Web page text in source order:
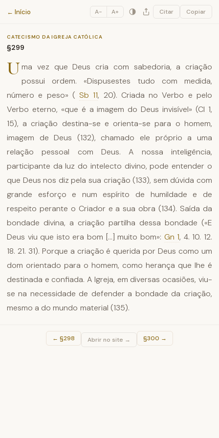
Catecismo da Igreja Católica
← Início A− A+ Citar Copiar
CATECISMO DA IGREJA CATÓLICA
§299
Uma vez que Deus cria com sabedoria, a criação
possui ordem. «Dispusestes tudo com medida,
número e peso» (Sb 11, 20). Criada no Verbo e pelo
Verbo eterno, «que é a imagem do Deus invisível» (Cl 1,
15), a criação destina-se e orienta-se para o homem,
imagem de Deus (132), chamado ele próprio a uma
relação pessoal com Deus. A nossa inteligência,
participante da luz do intelecto divino, pode entender o
que Deus nos diz pela sua criação (133), sem dúvida com
grande esforço e num espírito de humildade e de
respeito perante o Criador e a sua obra (134). Saída da
bondade divina, a criação partilha dessa bondade («E
Deus viu que isto era bom [...] muito bom»: Gn 1, 4. 10. 12.
18. 21. 31). Porque a criação é querida por Deus como um
dom orientado para o homem, como herança que lhe é
destinada e confiada. A Igreja, em diversas ocasiões, viu-
se na necessidade de defender a bondade da criação,
mesmo a do mundo material (135).
← §298 Abrir no site → §300 →